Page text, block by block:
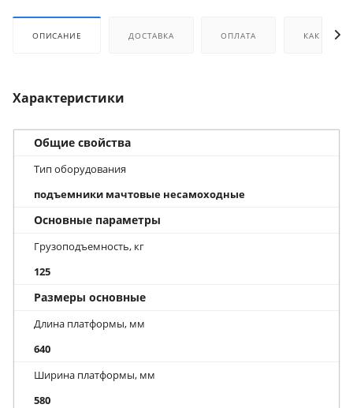
ОПИСАНИЕ ДОСТАВКА ОПЛАТА КАК
Характеристики
Общие свойства
Тип оборудования
подъемники мачтовые несамоходные
Основные параметры
Грузоподъемность, кг
125
Размеры основные
Длина платформы, мм
640
Ширина платформы, мм
580